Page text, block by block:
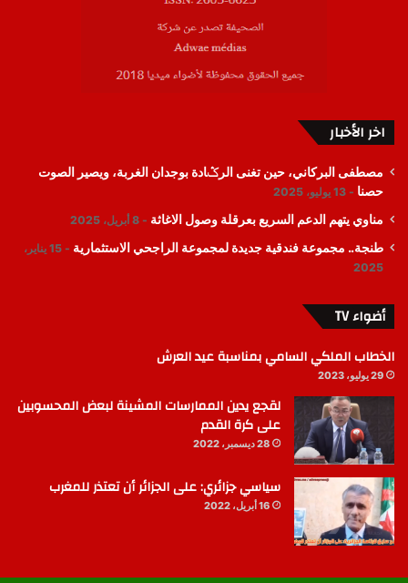
اخر الأخبار
مصطفى البركاني، حين تغنى الرݣادة بوجدان الغربة، ويصير الصوت
حصنا
13 يوليو، 2025
مناوي يتهم الدعم السريع بعرقلة وصول الاغاثة 8 أبريل، 2025
طنجة.. مجموعة فندقية جديدة لمجموعة الراجحي الاستثمارية
15 يناير،
2025
أضواء TV
الخطاب الملكي السامي بمناسبة عيد العرش
29 يوليو، 2023
لقجع يدين الممارسات المشينة لبعض المحسوبين
على كرة القدم
28 ديسمبر، 2022
سياسي جزائري: على الجزائر أن تعتذر للمغرب
16 أبريل، 2022